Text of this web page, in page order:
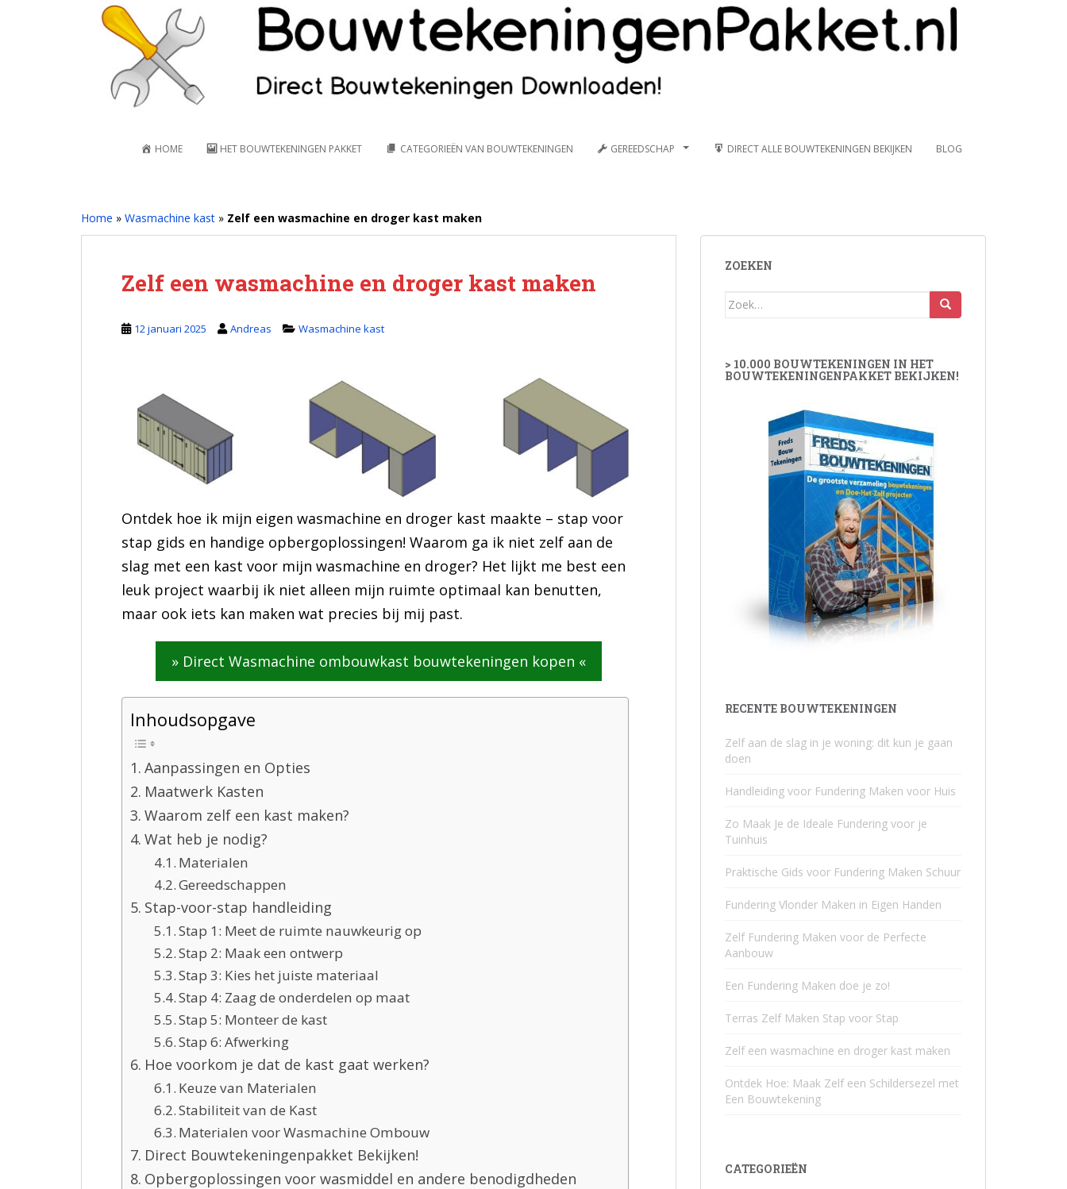
HOME HET BOUWTEKENINGEN PAKKET CATEGORIEËN VAN BOUWTEKENINGEN GEREEDSCHAP DIRECT ALLE BOUWTEKENINGEN BEKIJKEN BLOG
Home » Wasmachine kast » Zelf een wasmachine en droger kast maken
Zelf een wasmachine en droger kast maken
12 januari 2025 Andreas Wasmachine kast
Ontdek hoe ik mijn eigen wasmachine en droger kast maakte – stap voor
stap gids en handige opbergoplossingen! Waarom ga ik niet zelf aan de
slag met een kast voor mijn wasmachine en droger? Het lijkt me best een
leuk project waarbij ik niet alleen mijn ruimte optimaal kan benutten,
maar ook iets kan maken wat precies bij mij past.
» Direct Wasmachine ombouwkast bouwtekeningen kopen «
Inhoudsopgave
Aanpassingen en Opties
Maatwerk Kasten
Waarom zelf een kast maken?
Wat heb je nodig?
Materialen
Gereedschappen
Stap-voor-stap handleiding
Stap 1: Meet de ruimte nauwkeurig op
Stap 2: Maak een ontwerp
Stap 3: Kies het juiste materiaal
Stap 4: Zaag de onderdelen op maat
Stap 5: Monteer de kast
Stap 6: Afwerking
Hoe voorkom je dat de kast gaat werken?
Keuze van Materialen
Stabiliteit van de Kast
Materialen voor Wasmachine Ombouw
Direct Bouwtekeningenpakket Bekijken!
Opbergoplossingen voor wasmiddel en andere benodigdheden
ZOEKEN
Zoek
> 10.000 BOUWTEKENINGEN IN HET
BOUWTEKENINGENPAKKET BEKIJKEN!
RECENTE BOUWTEKENINGEN
Zelf aan de slag in je woning: dit kun je gaan
doen
Handleiding voor Fundering Maken voor Huis
Zo Maak Je de Ideale Fundering voor je
Tuinhuis
Praktische Gids voor Fundering Maken Schuur
Fundering Vlonder Maken in Eigen Handen
Zelf Fundering Maken voor de Perfecte
Aanbouw
Een Fundering Maken doe je zo!
Terras Zelf Maken Stap voor Stap
Zelf een wasmachine en droger kast maken
Ontdek Hoe: Maak Zelf een Schildersezel met
Een Bouwtekening
CATEGORIEËN